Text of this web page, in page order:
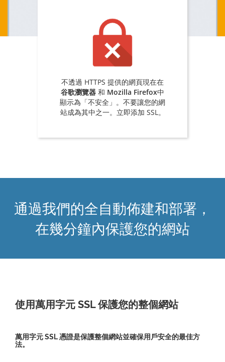
不透過 HTTPS 提供的網頁現在在
谷歌瀏覽器 和 Mozilla Firefox中
顯示為「不安全」。不要讓您的網
站成為其中之一。立即添加 SSL。
通過我們的全自動佈建和部署，
在幾分鐘內保護您的網站
使用萬用字元 SSL 保護您的整個網站
萬用字元 SSL 憑證是保護整個網站並確保用戶安全的最佳方
法。